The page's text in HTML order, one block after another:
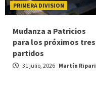
PRIMERA DIVISION
Mudanza a Patricios
para los próximos tres
partidos
31 julio, 2026 Martín Ripari